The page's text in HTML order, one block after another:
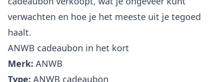
verwachten en hoe je het meeste uit je tegoed
haalt.
ANWB cadeaubon in het kort
Merk: ANWB
Type: ANWB cadeaubon